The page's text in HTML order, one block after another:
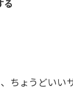
る
ちょうどいい